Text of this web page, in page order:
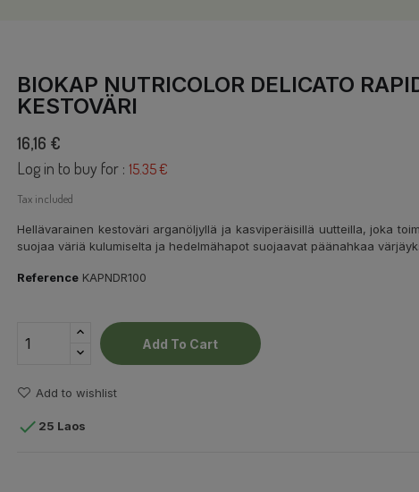
BIOKAP NUTRICOLOR DELICATO
KESTOVÄRI
16,16 €
Log in to buy for : 15.35 €
Tax included
Hellävarainen kestoväri arganöljyllä ja kasviperäisillä uutteilla, joka
suojaa väriä kulumiselta ja hedelmähapot suojaavat päänahkaa
Reference KAPNDR100
Add To Cart
Add to wishlist
 25 Laos